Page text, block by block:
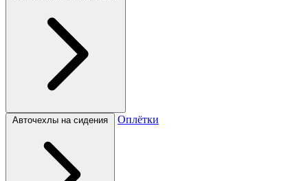
Авточехлы на сидения Оплётки